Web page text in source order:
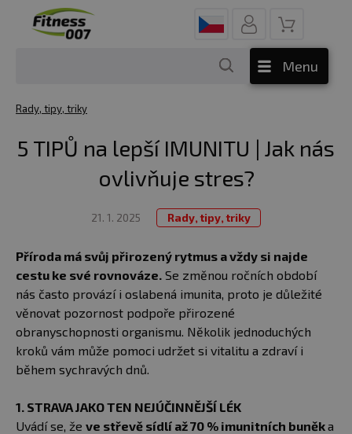
Menu
Rady, tipy, triky
5 TIPŮ na lepší IMUNITU | Jak nás
ovlivňuje stres?
21. 1. 2025 Rady, tipy, triky
Příroda má svůj přirozený rytmus a vždy si najde
cestu ke své rovnováze. Se změnou ročních období
nás často provází i oslabená imunita, proto je důležité
věnovat pozornost podpoře přirozené
obranyschopnosti organismu. Několik jednoduchých
kroků vám může pomoci udržet si vitalitu a zdraví i
během sychravých dnů.
1. STRAVA JAKO TEN NEJÚČINNĚJŠÍ LÉK
Uvádí se, že ve střevě sídlí až 70 % imunitních buněka